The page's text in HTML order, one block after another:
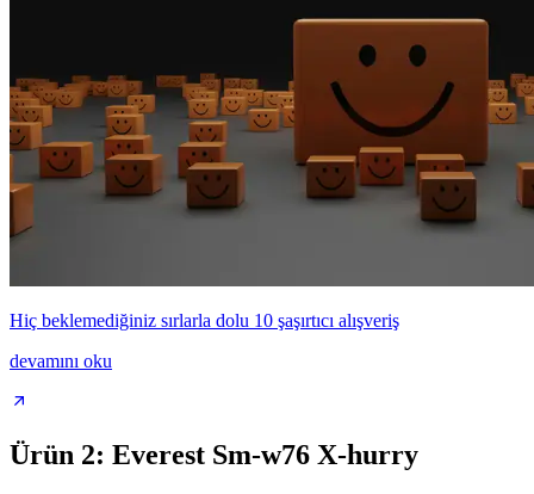
Hiç beklemediğiniz sırlarla dolu 10 şaşırtıcı alışveriş
devamını oku
Ürün 2: Everest Sm-w76 X-hurry